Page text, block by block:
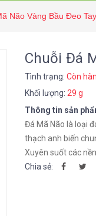
Não Vàng Bầu Đeo
Chuỗi Đá
Tình trạng: Còn
Khối lượng: 29 g
Thông tin sản
Đá Mã Não là loại
thạch anh biến
Xuyên suốt các nền
Chia sẻ: